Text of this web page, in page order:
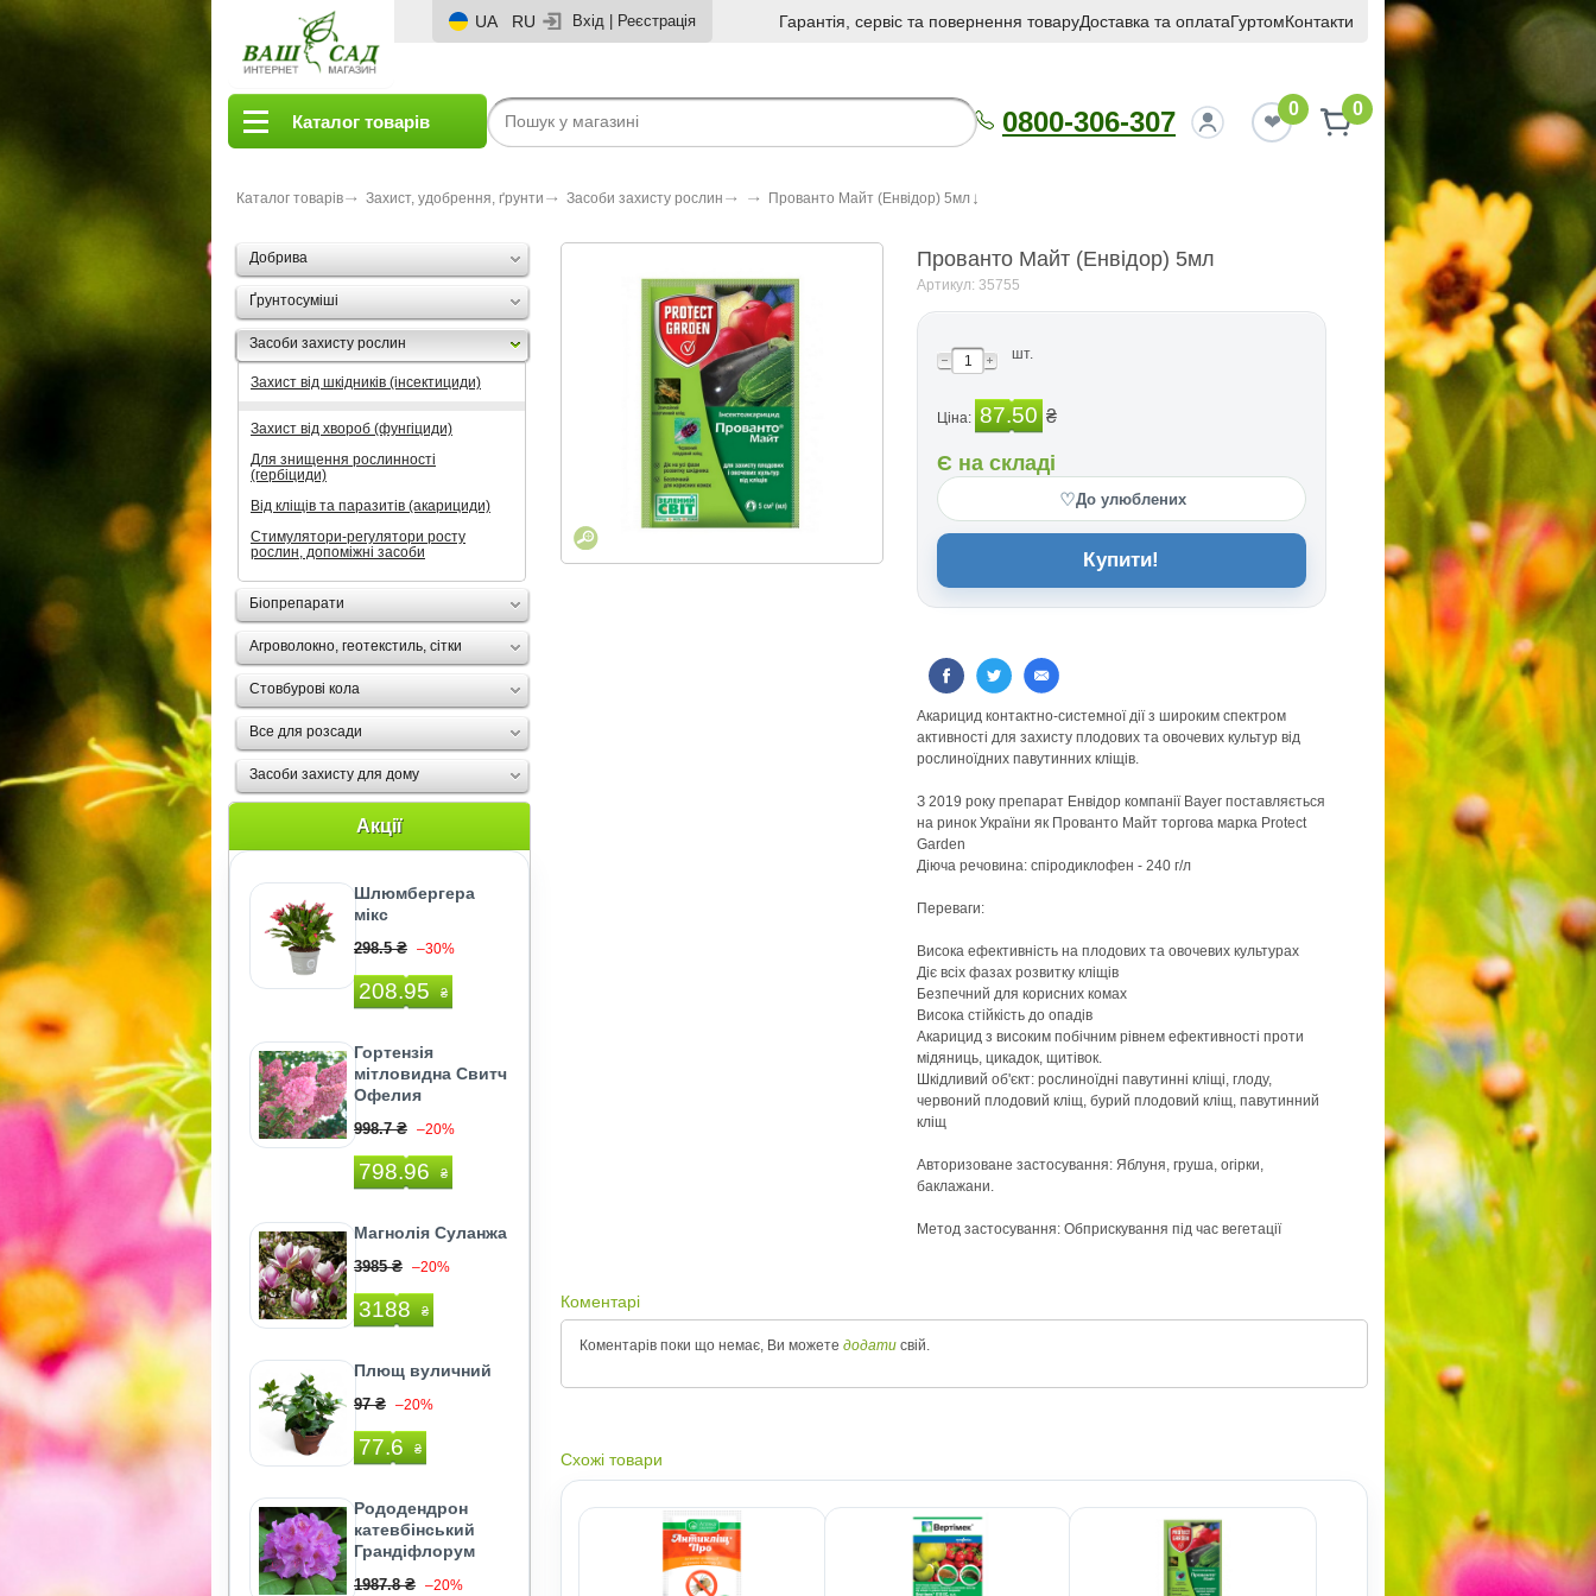
UA RU Вхід Реєстрація Гарантія, сервіс та повернення товаруДоставка та оплатаГуртомКонтакти
Каталог товарів 0800-306-307 0 0
Каталог товарів Захист, удобрення, ґрунти Засоби захисту рослин Прованто Майт (Енвiдор) 5мл
Добрива
Ґрунтосуміші
Засоби захисту рослин
Захист від шкідників (інсектициди)
Захист від хвороб (фунгіциди)
Для знищення рослинності
(гербіциди)
Від кліщів та паразитів (акарициди)
Стимулятори-регулятори росту
рослин, допоміжні засоби
Біопрепарати
Агроволокно, геотекстиль, сітки
Стовбурові кола
Все для розсади
Засоби захисту для дому
Акції
Шлюмбергера
мiкс
298.5 ₴ –30%
208.95 ₴
Гортензія
мітловидна Свитч
Офелия
998.7 ₴ –20%
798.96 ₴
Магнолія Суланжа
3985 ₴ –20%
3188 ₴
Плющ вуличний
97 ₴ –20%
77.6 ₴
Рододендрон
катевбінський
Грандіфлорум
1987.8 ₴ –20%
Прованто Майт (Енвiдор) 5мл
Артикул: 35755
шт.
Ціна: 87.50 ₴
Є на складі
♡До улюблених
Купити!
Акарицид контактно-системної дії з широким спектром
активності для захисту плодових та овочевих культур від
рослиноїдних павутинних кліщів.
З 2019 року препарат Енвідор компанії Bayer поставляється
на ринок України як Прованто Майт торгова марка Protect
Garden
Діюча речовина: спіродиклофен - 240 г/л
Переваги:
Висока ефективність на плодових та овочевих культурах
Діє всіх фазах розвитку кліщів
Безпечний для корисних комах
Висока стійкість до опадів
Акарицид з високим побічним рівнем ефективності проти
мідяниць, цикадок, щитівок.
Шкідливий об'єкт: рослиноїдні павутинні кліщі, глоду,
червоний плодовий кліщ, бурий плодовий кліщ, павутинний
кліщ
Авторизоване застосування: Яблуня, груша, огірки,
баклажани.
Метод застосування: Обприскування під час вегетації
Коментарі
Коментарів поки що немає, Ви можете додати свій.
Схожі товари